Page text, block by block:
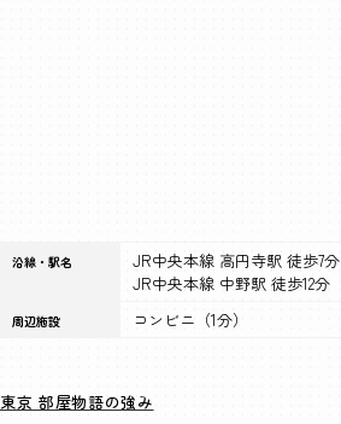
沿線・駅名
JR中央本線 高円寺駅 徒歩7分
JR中央本線 中野駅 徒歩12分
周辺施設 コンビニ（1分）
東京 部屋物語の強み